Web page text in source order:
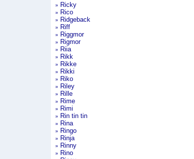
» Ricky
» Rico
» Ridgeback
» Riff
» Riggmor
» Rigmor
» Riia
» Rikk
» Rikke
» Rikki
» Riko
» Riley
» Rille
» Rime
» Rimi
» Rin tin tin
» Rina
» Ringo
» Rinja
» Rinny
» Rino